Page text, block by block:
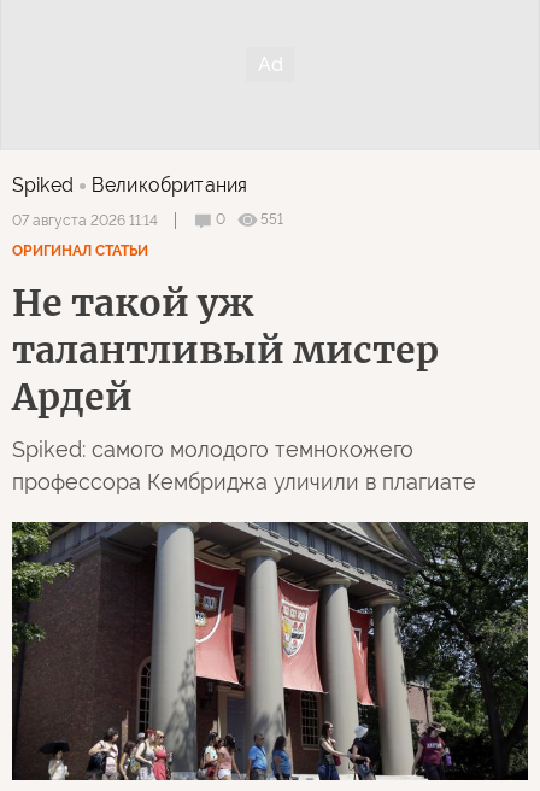
Spiked Великобритания
07 августа 2026 11:14 0
551
ОРИГИНАЛ СТАТЬИ
Не такой уж
талантливый мистер
Ардей
Spiked: самого молодого темнокожего
профессора Кембриджа уличили в плагиате